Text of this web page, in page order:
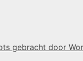
gebracht door